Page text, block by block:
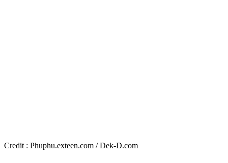
Credit : Phuphu.exteen.com / Dek-D.com